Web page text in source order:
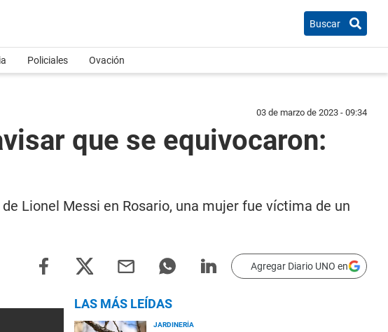
Buscar
Policiales Ovación
03 de marzo de 2023 - 09:34
que se equivocaron:
Lionel Messi en Rosario, una mujer fue víctima de un
Agregar Diario UNO en
LAS MÁS LEÍDAS
JARDINERÍA